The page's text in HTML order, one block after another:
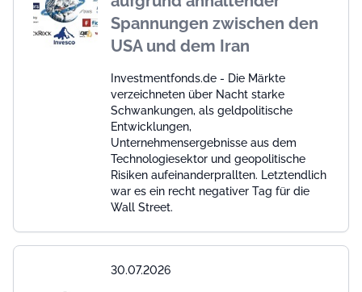
Spannungen zwischen den
USA und dem Iran
Investmentfonds.de - Die Märkte
verzeichneten über Nacht starke
Schwankungen, als geldpolitische
Entwicklungen,
Unternehmensergebnisse aus dem
Technologiesektor und geopolitische
Risiken aufeinanderprallten. Letztendlich
war es ein recht negativer Tag für die
Wall Street.
30.07.2026